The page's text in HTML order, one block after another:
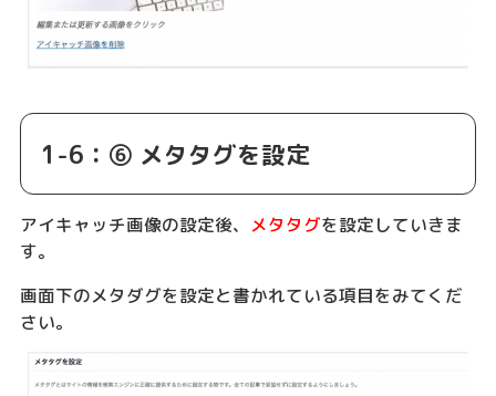
1-6：⑥ メタタグを設定
アイキャッチ画像の設定後、 メタタグを設定していきま
す。
画面下のメタダグを設定と書かれている項目をみてくだ
さい。